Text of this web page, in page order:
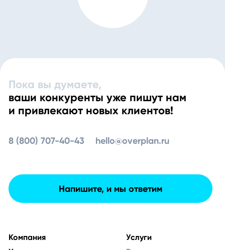
Пока вы думаете,
ваши конкуренты уже пишут нам
и привлекают новых клиентов!
8 (800) 707-40-43 hello@overplan.ru
Напишите, и мы ответим
Компания
Услуги